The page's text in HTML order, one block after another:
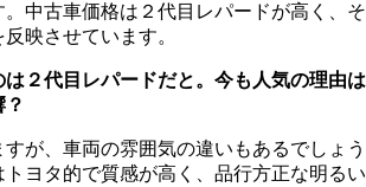
中古車価格は２代目レパードが高く、そ
映させています。
は２代目レパードだと。今も人気の理由は
が、車両の雰囲気の違いもあるでしょう
ヨタ的で質感が高く、品行方正な明るい